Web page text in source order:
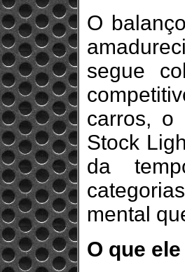
O
segue
carros, o
Stock
da
mental
O que